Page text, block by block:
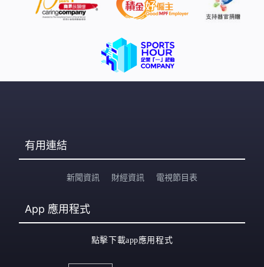
公務員團隊都是包括進去的。我亦可以給大家一個定心
評核的比例放在這裡，是說整個職系的。」 有質疑評級對
已達頂薪點的公務員沒有影響，楊何蓓茵說若評級反映他
們能力有所欠缺，同樣要接受培訓。楊何蓓茵：「通常去
到頂薪點，都是比較有經驗的同事，比較有經驗的同事，
有用連結
新聞資訊 財經資訊 電視節目表
App 應用程式
點擊下載app應用程式